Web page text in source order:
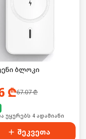
ბლოკი
₾67.07₾
24სთ-ში იყიდა 2-მა
შეკვეთა